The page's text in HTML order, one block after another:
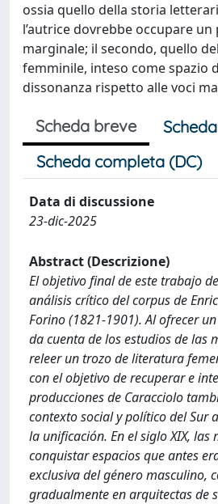
ossia quello della storia
l’autrice dovrebbe occupare
marginale; il secondo, quello
femminile, inteso come spazio
dissonanza rispetto alle voci
Scheda breve
Scheda completa (DC)
Data di discussione
23-dic-2025
Abstract (Descrizione)
El objetivo final de este trabajo
análisis crítico del corpus de
Forino (1821-1901). Al ofrecer
da cuenta de los estudios de las
releer un trozo de literatura
con el objetivo de recuperar e
producciones de Caracciolo
contexto social y político del Sur
la unificación. En el siglo XIX,
conquistar espacios que antes
exclusiva del género masculino,
gradualmente en arquitectas de